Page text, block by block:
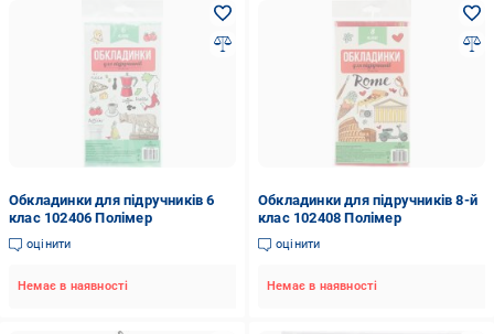
Обкладинки для підручників 6
клас 102406 Полімер
оцінити
Немає в наявності
Обкладинки для підручників 8-й
клас 102408 Полімер
оцінити
Немає в наявності